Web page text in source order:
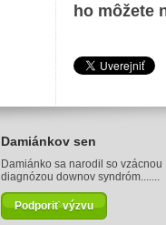
ho môžete
Damiánkov sen
Damiánko sa narodil so vzácnou
diagnózou downov syndróm.......
Podporiť výzvu